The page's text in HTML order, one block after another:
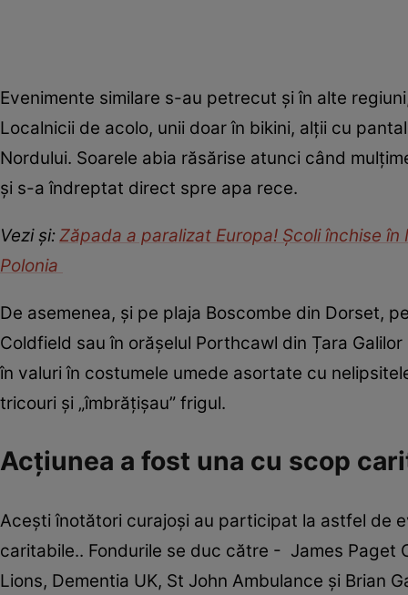
Evenimente similare s-au petrecut și în alte
Localnicii de acolo, unii doar în bikini, alții cu
Nordului. Soarele abia răsărise atunci când
și s-a îndreptat direct spre apa rece.
Vezi și:Zăpada a paralizat Europa! Școli închise
Polonia
De asemenea, și pe plaja Boscombe din Dorset,
Coldfield sau în orășelul Porthcawl din Țara
în valuri în costumele umede asortate cu
tricouri și „îmbrățișau” frigul.
Acțiunea a fost una cu scop
Acești înotători curajoși au participat la astfel de
caritabile.. Fondurile se duc către - James
Lions, Dementia UK, St John Ambulance și Brian